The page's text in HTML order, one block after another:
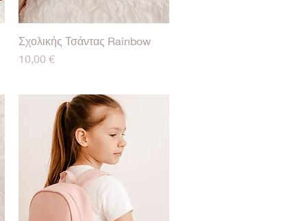
Γρήγορη προβολή
Σχολικής Τσάντας Rainbow
Τιμή
10,00 €